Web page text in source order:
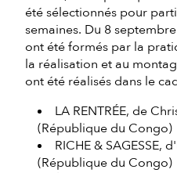
été sélectionnés pour
semaines. Du 8
ont été formés par la
la réalisation et au
ont été réalisés dans le
LA RENTRÉE, de
(République du Congo)
RICHE & SAGESSE,
(République du Congo)